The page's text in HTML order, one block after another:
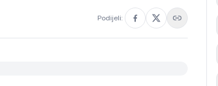
Podijeli: